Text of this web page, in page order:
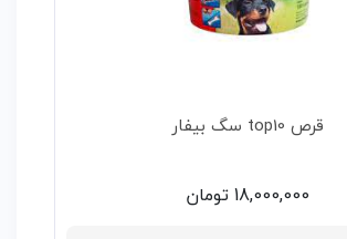
قرص top10 سگ بیفار
18,000,000تومان